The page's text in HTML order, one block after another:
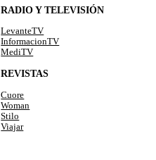
RADIO Y TELEVISIÓN
LevanteTV
InformacionTV
MediTV
REVISTAS
Cuore
Woman
Stilo
Viajar